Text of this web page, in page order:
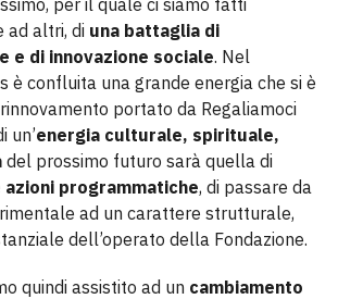
per il quale ci siamo fatti
ad altri, di una battaglia di
e di innovazione sociale. Nel
è confluita una grande energia che si è
portato da Regaliamoci
un’energia culturale, spirituale,
del prossimo futuro sarà quella di
programmatiche, di passare da
ad un carattere strutturale,
dell’operato della Fondazione.
quindi assistito ad un cambiamento